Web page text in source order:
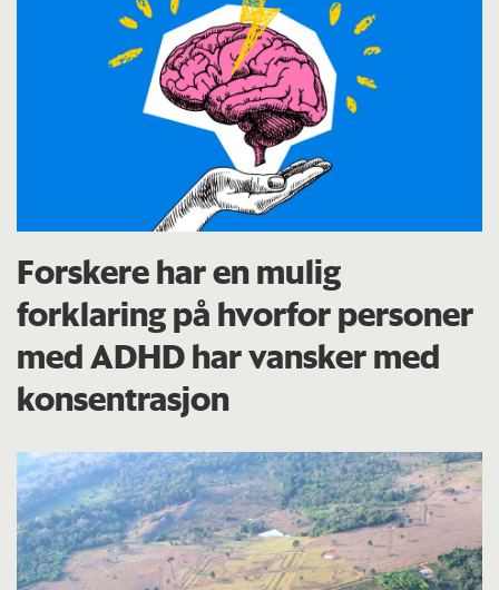
Forskere har en mulig
forklaring på hvorfor personer
med ADHD har vansker med
konsentrasjon